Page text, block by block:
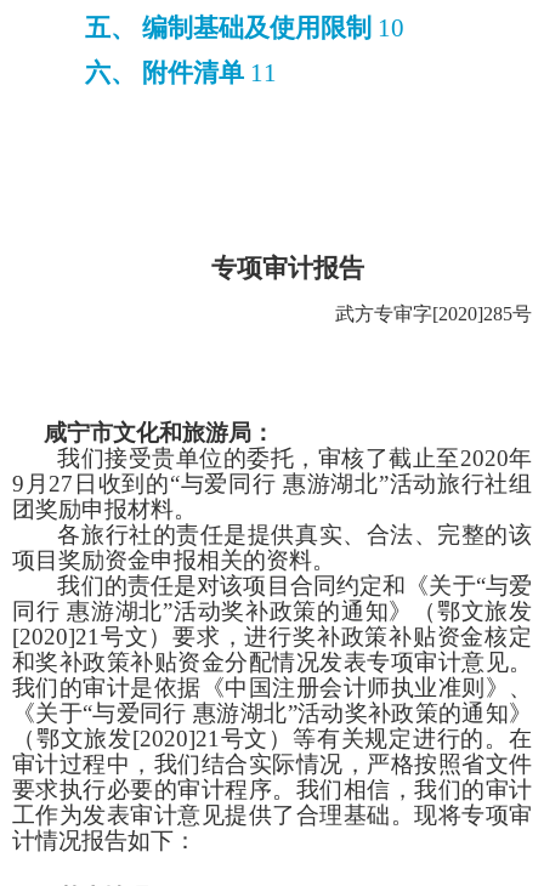
五、 编制基础及使用限制 10
六、 附件清单11
专项审计报告
武方专审字[2020]285号
咸宁市文化和旅游局：
我们接受贵单位的委托，审核了截止至2020年
9 月 27 日收到的“与爱同行 惠游湖北”活动旅行社组
团奖励申报材料。
各旅行社的责任是提供真实、合法、完整的该
项目奖励资金申报相关的资料。
我们的责任是对该项目合同约定和《关于“与爱
同行 惠游湖北”活动奖补政策的通知》（鄂文旅发
[2020]21 号文）要求，进行奖补政策补贴资金核定
和奖补政策补贴资金分配情况发表专项审计意见。
我们的审计是依据《中国注册会计师执业准则》、
《关于“与爱同行 惠游湖北”活动奖补政策的通知》
（鄂文旅发[2020]21 号文）等有关规定进行的。在
审计过程中，我们结合实际情况，严格按照省文件
要求执行必要的审计程序。我们相信，我们的审计
工作为发表审计意见提供了合理基础。现将专项审
计情况报告如下：